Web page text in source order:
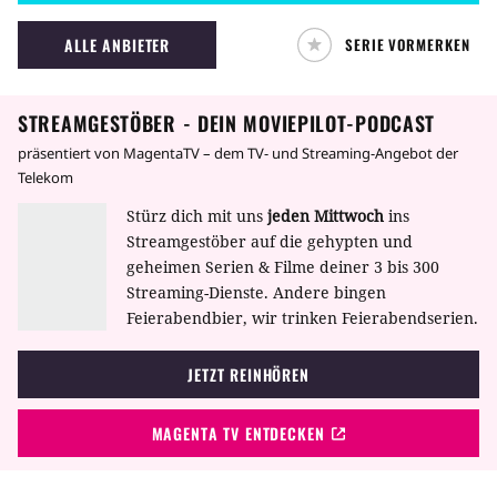
Ergebnis eines One Night Stands und die
Mutter sitzt jetzt in der Todeszelle.
ALLE ANBIETER SERIE VORMERKEN
STREAMGESTÖBER - DEIN MOVIEPILOT-PODCAST
präsentiert von MagentaTV – dem TV- und Streaming-Angebot der
Telekom
Stürz dich mit uns jeden Mittwoch ins
Streamgestöber auf die gehypten und
geheimen Serien & Filme deiner 3 bis 300
Streaming-Dienste. Andere bingen
Feierabendbier, wir trinken Feierabendserien.
JETZT REINHÖREN
MAGENTA TV ENTDECKEN